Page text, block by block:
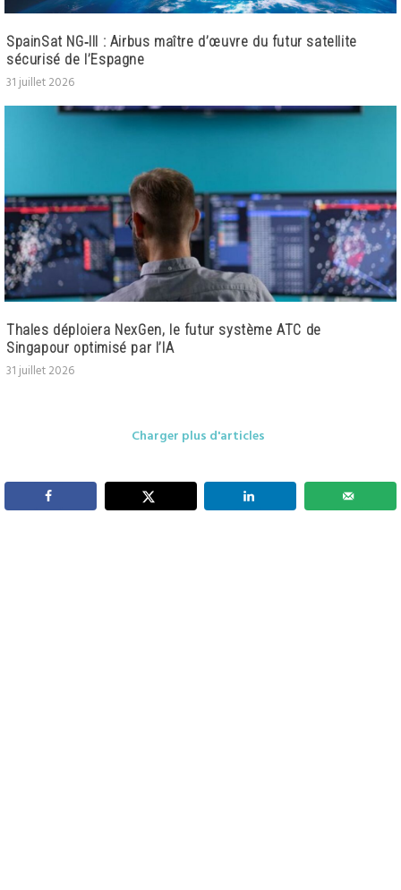
SpainSat NG‑III : Airbus maître d’œuvre du futur satellite
sécurisé de l’Espagne
31 juillet 2026
Thales déploiera NexGen, le futur système ATC de
Singapour optimisé par l’IA
31 juillet 2026
Charger plus d'articles